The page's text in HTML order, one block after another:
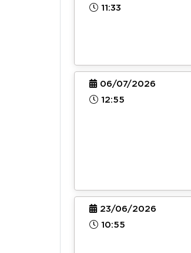
11:33
06/07/2026
12:55
23/06/2026
10:55